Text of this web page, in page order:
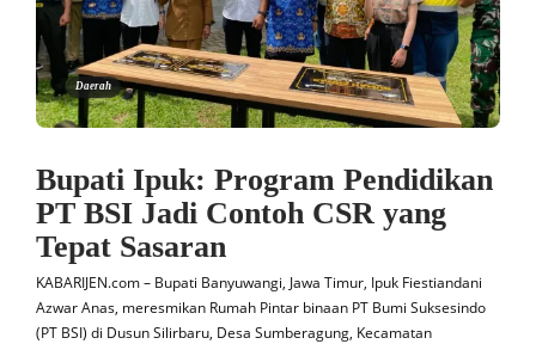
Daerah
Bupati Ipuk: Program Pendidikan
PT BSI Jadi Contoh CSR yang
Tepat Sasaran
KABARIJEN.com – Bupati Banyuwangi, Jawa Timur, Ipuk Fiestiandani
Azwar Anas, meresmikan Rumah Pintar binaan PT Bumi Suksesindo
(PT BSI) di Dusun Silirbaru, Desa Sumberagung, Kecamatan